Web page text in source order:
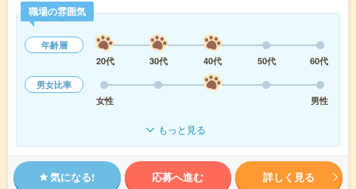
職場の雰囲気
年齢層
20代
30代 40代 50代
60代
男女比率
女性
男性
もっと見る
気になる! 応募へ進む 詳しく見る